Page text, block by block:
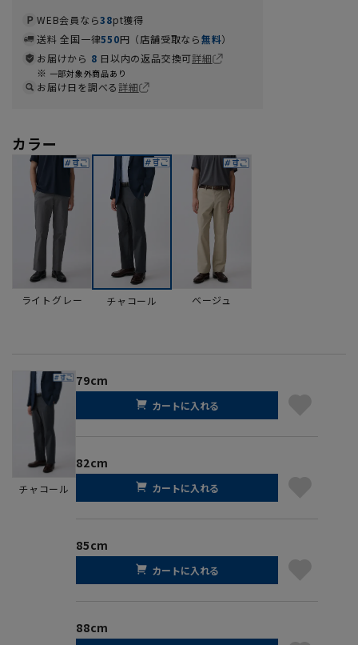
WEB会員なら38pt獲得
送料 全国一律550円（店舗受取なら無料）
お届けから 8 日以内の返品交換可詳細
一部対象外商品あり
お届け日を調べる詳細
カラー
ライトグレー チャコール ベージュ
チャコール
79cm
カートに入れる
82cm
カートに入れる
85cm
カートに入れる
88cm